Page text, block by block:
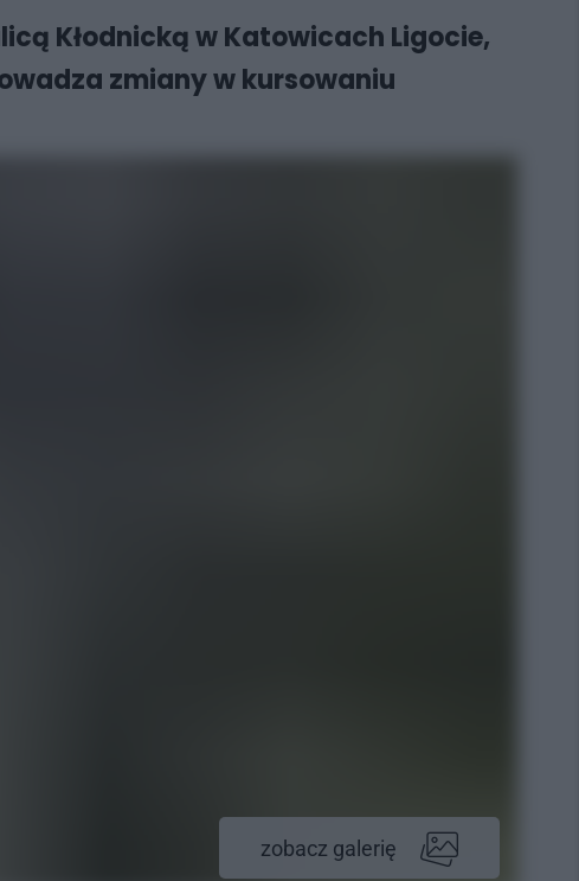
Kłodnicką w Katowicach Ligocie,
zmiany w kursowaniu
zobacz galerię